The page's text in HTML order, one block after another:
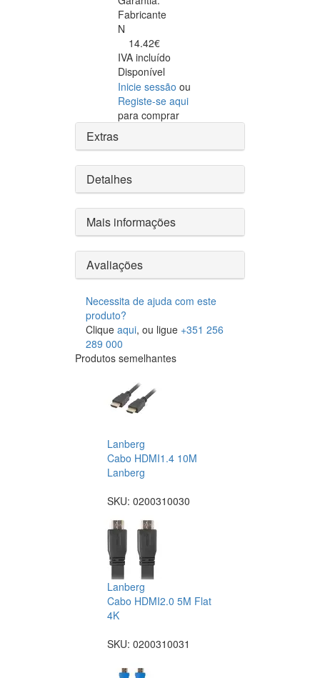
Fabricante
N
14.42€
IVA incluído
Disponível
Inicie sessão ou
Registe-se aqui
para comprar
Extras
Detalhes
Mais informações
Avaliações
Necessita de ajuda com este
produto?
Clique aqui, ou ligue +351 256
289 000
Produtos semelhantes
Lanberg
Cabo HDMI1.4 10M
Lanberg
SKU: 0200310030
Lanberg
Cabo HDMI2.0 5M Flat
4K
SKU: 0200310031